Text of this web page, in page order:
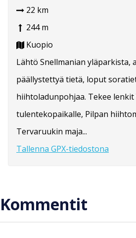
22 km
244 m
Kuopio
Lähtö Snellmanian yläparkista,
päällystettyä tietä, loput
hiihtoladunpohjaa. Tekee
tulentekopaikalle, Pilpan
Tervaruukin maja...
Tallenna GPX-tiedostona
Kommentit